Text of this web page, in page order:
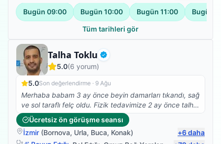
Bugün 09:00 Bugün 10:00 Bugün 11:00 Bugün
Tüm tarihleri gör
Talha Toklu Doğrulanmış
Fizyoterapist
5.0(6 yorum)
5.0Son değerlendirme · 9 Ağu
Merhaba babam 3 ay önce beyin damarları tıkandı, sağ
ve sol taraflı felç oldu. Fizik tedavimize 2 ay önce talha
beyle başladık çok olumlu ve güzel sonuçlar aldık,
şükürler olsun ki yatalak olan babam bugün ilk defa
kendi başına ayağa kalkabildi, çok mutluyum, talha
Ücretsiz ön görüşme seansı
İzmir (Bornova, Urla, Buca, Konak) +6daha